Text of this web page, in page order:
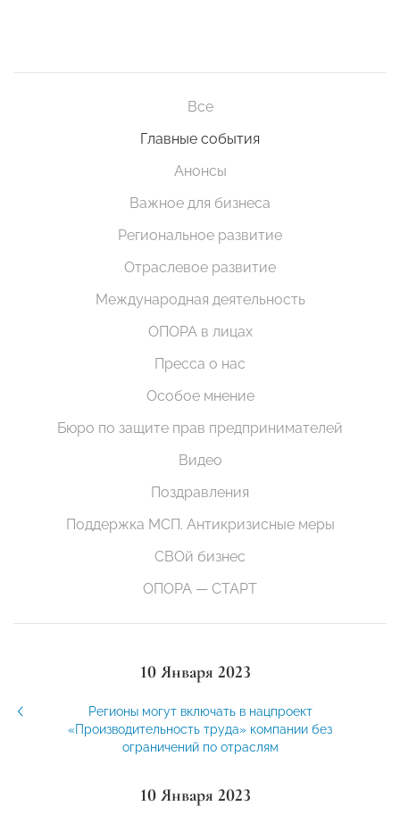
Все
Главные события
Анонсы
Важное для бизнеса
Региональное развитие
Отраслевое развитие
Международная деятельность
ОПОРА в лицах
Пресса о нас
Особое мнение
Бюро по защите прав предпринимателей
Видео
Поздравления
Поддержка МСП. Антикризисные меры
СВОй бизнес
ОПОРА — СТАРТ
10 Января 2023
Регионы могут включать в нацпроект
«Производительность труда» компании без
ограничений по отраслям
10 Января 2023